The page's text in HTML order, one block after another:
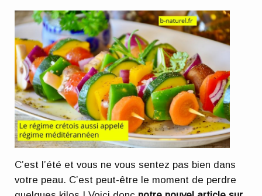
C’est l’été et vous ne vous sentez pas bien dans
votre peau. C’est peut-être le moment de perdre